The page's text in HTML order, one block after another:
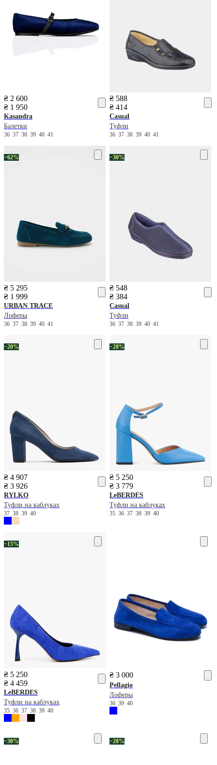
₴ 2 600
₴ 1 950
Kasandra
Балетки
36 37 38 39 40 41
₴ 588
₴ 414
Casual
Туфли
363738394041
−62%
₴ 5 295
₴ 1 999
URBAN TRACE
Лоферы
36 37 38 39 40 41
−30%
₴ 548
₴ 384
Casual
Туфли
363738394041
−20%
₴ 4 907
₴ 3 926
RYLKO
Туфли на каблуках
37 38 39 40
−28%
₴ 5 250
₴ 3 779
LeBERDES
Туфли на каблуках
353637383940
−15%
₴ 5 250
₴ 4 459
LeBERDES
Туфли на каблуках
35 36 37 38 39 40
₴ 3 000
Pellagio
Лоферы
363940
−30% −28%